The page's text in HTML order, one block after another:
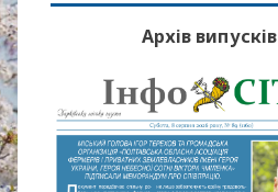
Архів випусків